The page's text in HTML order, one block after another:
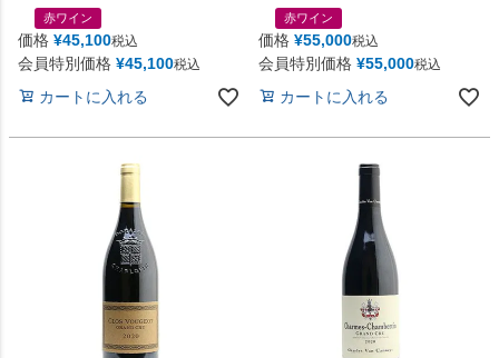
赤ワイン
価格 ¥45,100税込
会員特別価格 ¥45,100税込
カートに入れる
赤ワイン
価格 ¥55,000税込
会員特別価格 ¥55,000税込
カートに入れる